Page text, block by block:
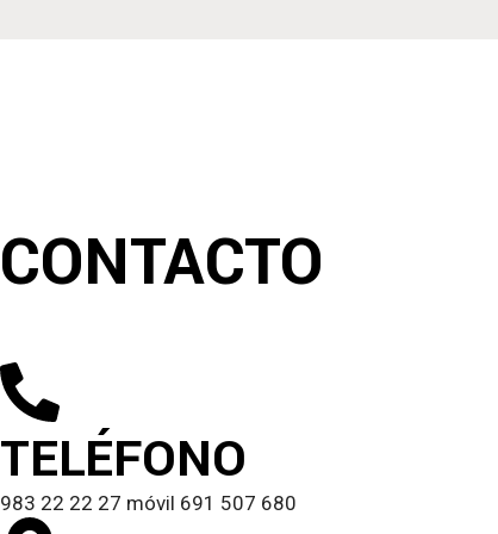
CONTACTO
TELÉFONO
983 22 22 27 móvil 691 507 680